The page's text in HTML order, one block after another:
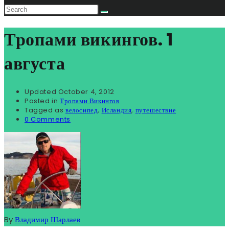
Тропами викингов. 1
августа
Updated October 4, 2012
Posted in Тропами Викингов
Tagged as велосипед, Исландия, путешествие
0 Comments
ByВладимир Шарлаев